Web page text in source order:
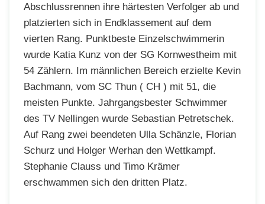
Abschlussrennen ihre härtesten Verfolger ab und
platzierten sich in Endklassement auf dem
vierten Rang. Punktbeste Einzelschwimmerin
wurde Katia Kunz von der SG Kornwestheim mit
54 Zählern. Im männlichen Bereich erzielte Kevin
Bachmann, vom SC Thun ( CH ) mit 51, die
meisten Punkte. Jahrgangsbester Schwimmer
des TV Nellingen wurde Sebastian Petretschek.
Auf Rang zwei beendeten Ulla Schänzle, Florian
Schurz und Holger Werhan den Wettkampf.
Stephanie Clauss und Timo Krämer
erschwammen sich den dritten Platz.